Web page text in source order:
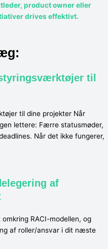
product owner eller
drives effektivt.
til
til dine projekter Når
lettere: Færre statusmøder,
Når det ikke fungerer,
af
RACI-modellen, og
af roller/ansvar i dit næste